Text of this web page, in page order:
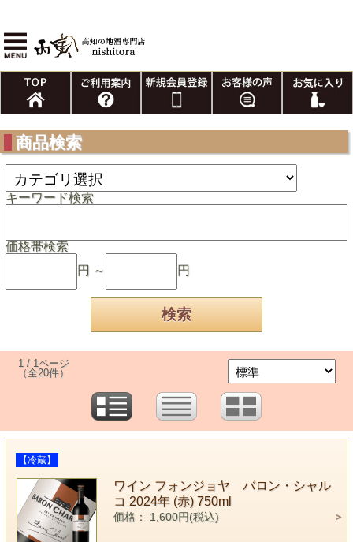
商品検索
キーワード検索
価格帯検索
円 ～
円
1 / 1ページ
（全20件）
【冷蔵】
ワイン フォンジョヤ バロン・シャル
コ 2024年 (赤) 750ml
価格： 1,600円(税込)